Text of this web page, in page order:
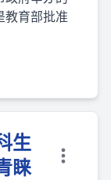
教育部批准
生
睐